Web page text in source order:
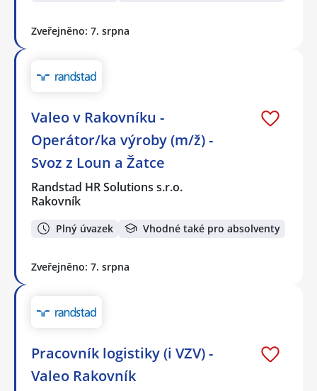
Zveřejněno: 7. srpna
Valeo v Rakovníku -
Operátor/ka výroby (m/ž) -
Svoz z Loun a Žatce
Randstad HR Solutions s.r.o.
Rakovník
Plný úvazek Vhodné také pro absolventy
Zveřejněno: 7. srpna
Pracovník logistiky (i VZV) -
Valeo Rakovník